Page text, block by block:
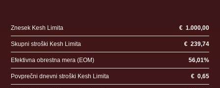
Znesek Kesh Limita € 1.000,00
Skupni stroški Kesh Limita € 239,74
Efektivna obrestna mera (EOM) 56,01%
Povprečni dnevni stroški Kesh Limita € 0,65